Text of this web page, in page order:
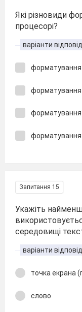
Які різновиди
процесорі?
варіанти
форматування
форматування
форматування
Запитання 15
Укажіть
середовищі
варіанти
точка екрана
слово